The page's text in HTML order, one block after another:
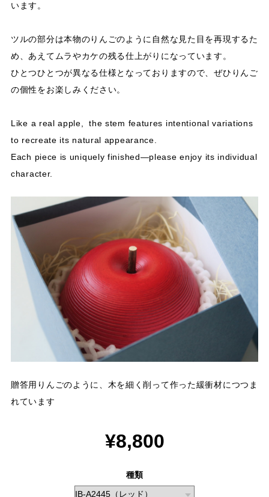
います。
ツルの部分は本物のりんごのように自然な見た目を再現するた
め、あえてムラやカケの残る仕上がりになっています。
ひとつひとつが異なる仕様となっておりますので、ぜひりんご
の個性をお楽しみください。
Like a real apple, the stem features intentional variations
to recreate its natural appearance.
Each piece is uniquely finished—please enjoy its individual
character.
贈答用りんごのように、木を細く削って作った緩衝材につつま
れています
¥8,800
種類